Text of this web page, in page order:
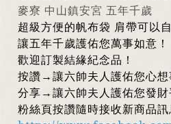
麥寮 中山鎮安宮 五年千歲
超級方便的帆布袋 肩帶可以
讓五年千歲護佑您萬事如意！
歡迎訂製結緣紀念品！
按讚→讓六帥夫人護佑您心想
分享→讓六帥夫人護佑您發財
粉絲頁按讚隨時接收新商品訊